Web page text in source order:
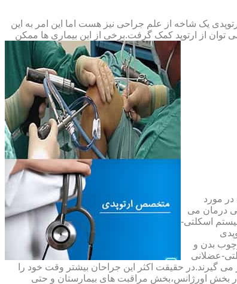
یک شاخه از علم جراحی نیز هست اما این امر به این
از ارتوپد کمک گرفت.برخی از این بیماری ها ممکن
در مورد
درمان می
اسکلتی-
بدن و
عضلانی
گیرند.در حقیقت اکثر این جراحان بیشتر وقت خود را
بخش اورژانس،بخش مراقبت های بیمارستان و حتی